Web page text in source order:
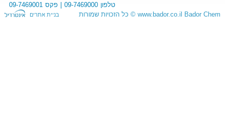
טלפון 09-7469000 פקס 09-7469001
Bador Chem
www.bador.co.il
© כל הזכויות שמורות בניית אתרים